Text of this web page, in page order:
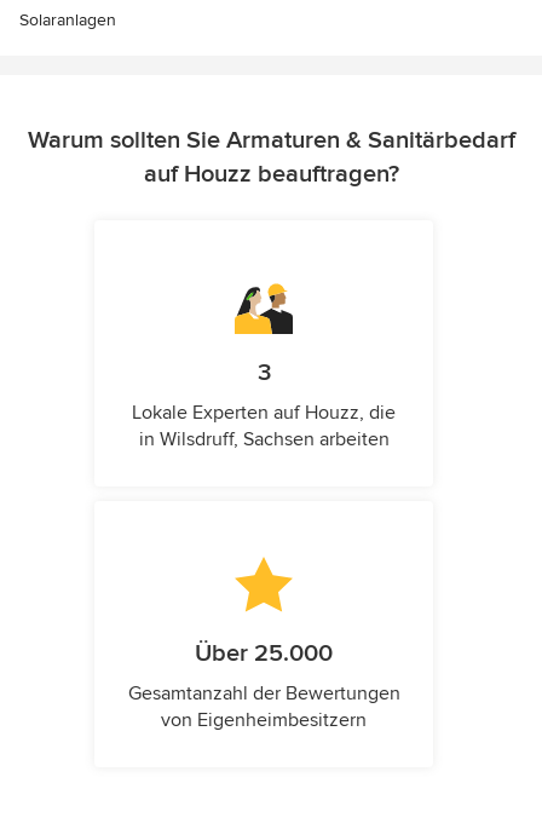
Solaranlagen
Warum sollten Sie Armaturen & Sanitärbedarf
auf Houzz beauftragen?
3
Lokale Experten auf Houzz, die
in Wilsdruff, Sachsen arbeiten
Über 25.000
Gesamtanzahl der Bewertungen
von Eigenheimbesitzern